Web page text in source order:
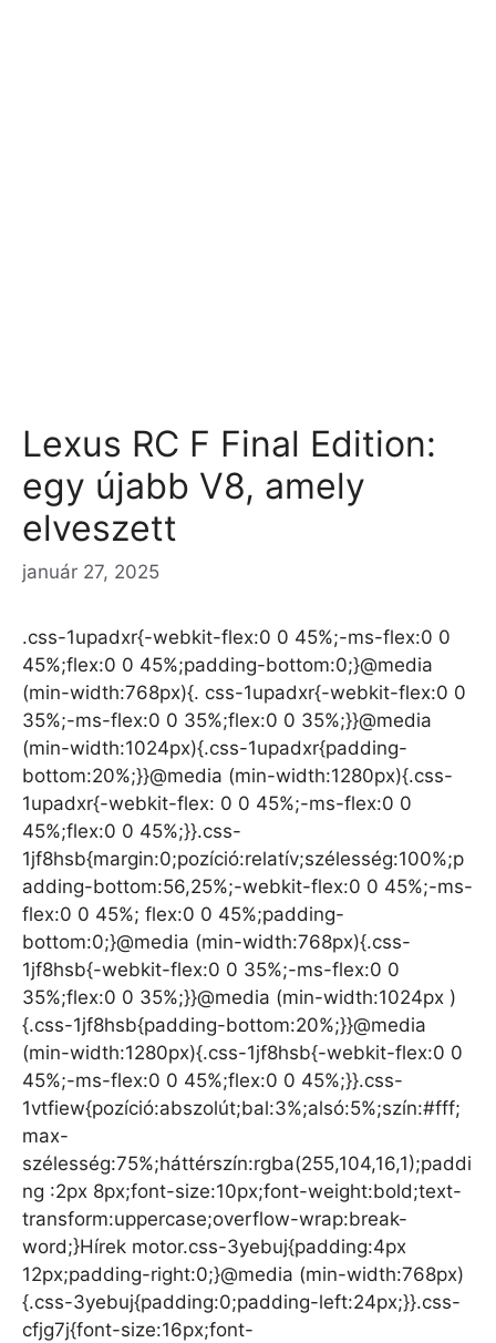
Lexus RC F Final Edition:
egy újabb V8, amely
elveszett
január 27, 2025
.css-1upadxr{-webkit-flex:0 0 45%;-ms-flex:0 0
45%;flex:0 0 45%;padding-bottom:0;}@media
(min-width:768px){. css-1upadxr{-webkit-flex:0 0
35%;-ms-flex:0 0 35%;flex:0 0 35%;}}@media
(min-width:1024px){.css-1upadxr{padding-
bottom:20%;}}@media (min-width:1280px){.css-
1upadxr{-webkit-flex: 0 0 45%;-ms-flex:0 0
45%;flex:0 0 45%;}}.css-
1jf8hsb{margin:0;pozíció:relatív;szélesség:100%;p
adding-bottom:56,25%;-webkit-flex:0 0 45%;-ms-
flex:0 0 45%; flex:0 0 45%;padding-
bottom:0;}@media (min-width:768px){.css-
1jf8hsb{-webkit-flex:0 0 35%;-ms-flex:0 0
35%;flex:0 0 35%;}}@media (min-width:1024px )
{.css-1jf8hsb{padding-bottom:20%;}}@media
(min-width:1280px){.css-1jf8hsb{-webkit-flex:0 0
45%;-ms-flex:0 0 45%;flex:0 0 45%;}}.css-
1vtfiew{pozíció:abszolút;bal:3%;alsó:5%;szín:#fff;
max-
szélesség:75%;háttérszín:rgba(255,104,16,1);paddi
ng :2px 8px;font-size:10px;font-weight:bold;text-
transform:uppercase;overflow-wrap:break-
word;}Hírek motor.css-3yebuj{padding:4px
12px;padding-right:0;}@media (min-width:768px)
{.css-3yebuj{padding:0;padding-left:24px;}}.css-
cfjg7j{font-size:16px;font-